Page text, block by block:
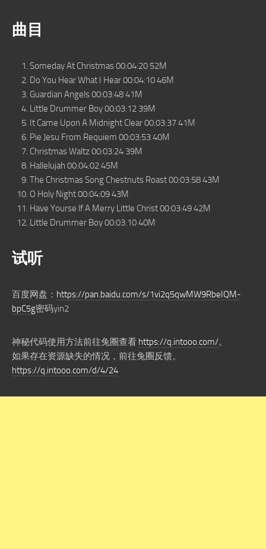
曲目
Someday At Christmas 00:04:20 52M
Do You Hear What I Hear 00:04:10 46M
Guardian Angels 00:03:48 41M
Little Drummer Boy 00:03:12 39M
It Came Upon A Midnight Clear 00:03:37 41M
Pie Jesu From Requiem 00:03:53 40M
Christmas Waltz 00:03:24 39M
Hallelujah 00:04:02 45M
The Christmas Song Chestnuts Roast 00:03:58 43M
O Holy Night 00:04:09 43M
Have Yourse lf A Merry Little Christ 00:03:49 42M
Little Drummer Boy 00:03:10 40M
试听
百度网盘： https://pan.baidu.com/s/1vi2q5qwMW9RbeIQM-
bpC5g密码yin2
神秘代码使用方法前往兔圈查看 https://q.intooo.com/。
如果存在资源缺失的情况，前往兔圈反馈。
https://q.intooo.com/d/4/24